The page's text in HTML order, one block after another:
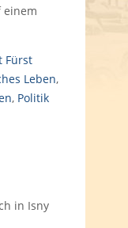
einem
Fürst
Leben,
, Politik
in Isny